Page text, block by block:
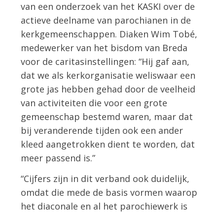
van een onderzoek van het KASKI over de
actieve deelname van parochianen in de
kerkgemeenschappen. Diaken Wim Tobé,
medewerker van het bisdom van Breda
voor de caritasinstellingen: “Hij gaf aan,
dat we als kerkorganisatie weliswaar een
grote jas hebben gehad door de veelheid
van activiteiten die voor een grote
gemeenschap bestemd waren, maar dat
bij veranderende tijden ook een ander
kleed aangetrokken dient te worden, dat
meer passend is.”
“Cijfers zijn in dit verband ook duidelijk,
omdat die mede de basis vormen waarop
het diaconale en al het parochiewerk is